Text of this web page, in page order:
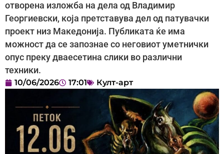
отворена изложба на дела од Владимир
Георгиевски, која претставува дел од патувачки
проект низ Македонија. Публиката ќе има
можност да се запознае со неговиот уметнички
опус преку дваесетина слики во различни
техники.
10/06/2026 17:01 Култ-арт